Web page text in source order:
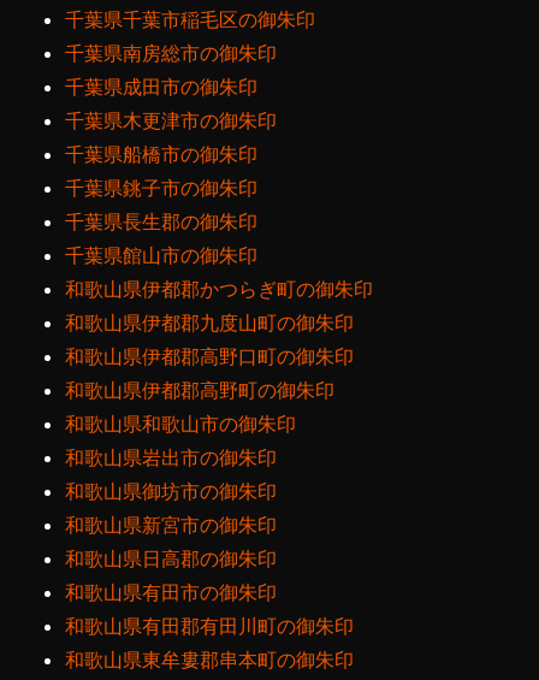
千葉県千葉市稲毛区の御朱印
千葉県南房総市の御朱印
千葉県成田市の御朱印
千葉県木更津市の御朱印
千葉県船橋市の御朱印
千葉県銚子市の御朱印
千葉県長生郡の御朱印
千葉県館山市の御朱印
和歌山県伊都郡かつらぎ町の御朱印
和歌山県伊都郡九度山町の御朱印
和歌山県伊都郡高野口町の御朱印
和歌山県伊都郡高野町の御朱印
和歌山県和歌山市の御朱印
和歌山県岩出市の御朱印
和歌山県御坊市の御朱印
和歌山県新宮市の御朱印
和歌山県日高郡の御朱印
和歌山県有田市の御朱印
和歌山県有田郡有田川町の御朱印
和歌山県東牟婁郡串本町の御朱印